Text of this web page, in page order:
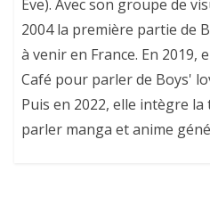
Eve). Avec son groupe de
2004 la première partie de
à venir en France. En 2019,
Café pour parler de Boys'
Puis en 2022, elle intègre
parler manga et anime